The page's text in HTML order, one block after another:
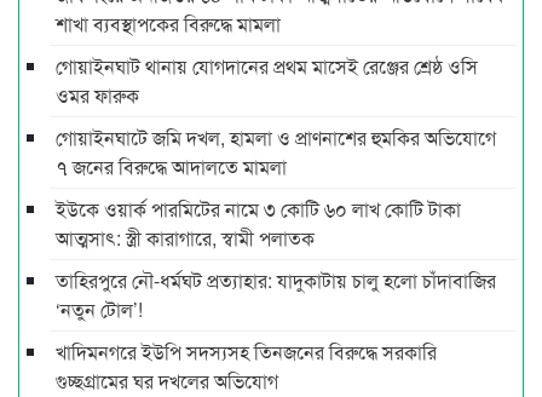
শাখা ব্যবস্থাপকের বিরুদ্ধে মামলা
গোয়াইনঘাট থানায় যোগদানের প্রথম মাসেই রেঞ্জের শ্রেষ্ঠ ওসি
ওমর ফারুক
গোয়াইনঘাটে জমি দখল, হামলা ও প্রাণনাশের হুমকির অভিযোগে
৭ জনের বিরুদ্ধে আদালতে মামলা
ইউকে ওয়ার্ক পারমিটের নামে ৩ কোটি ৬০ লাখ কোটি টাকা
আত্মসাৎ: স্ত্রী কারাগারে, স্বামী পলাতক
তাহিরপুরে নৌ-ধর্মঘট প্রত্যাহার: যাদুকাটায় চালু হলো চাঁদাবাজির
‘নতুন টোল’!
খাদিমনগরে ইউপি সদস্যসহ তিনজনের বিরুদ্ধে সরকারি
গুচ্ছগ্রামের ঘর দখলের অভিযোগ